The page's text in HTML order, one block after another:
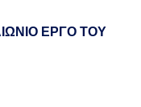
ΕΡΓΟ ΤΟΥ